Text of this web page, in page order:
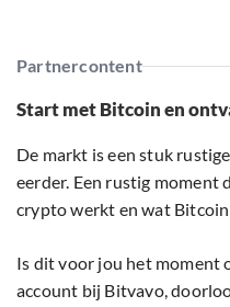
Partnercontent
Start met Bitcoin en
De markt is een stuk
eerder. Een rustig moment
crypto werkt en wat Bitcoin
Is dit voor jou het moment
account bij Bitvavo,